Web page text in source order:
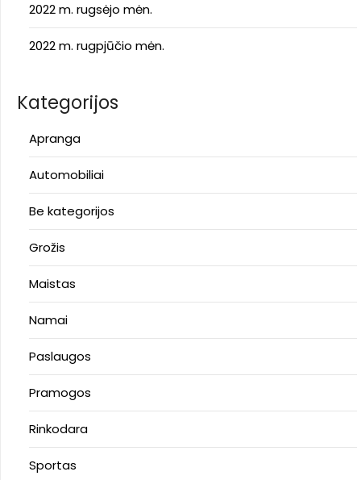
2022 m. rugsėjo mėn.
2022 m. rugpjūčio mėn.
Kategorijos
Apranga
Automobiliai
Be kategorijos
Grožis
Maistas
Namai
Paslaugos
Pramogos
Rinkodara
Sportas